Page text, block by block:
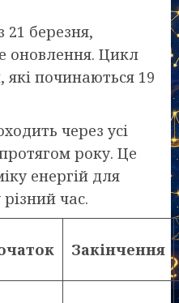
21 березня,
оновлення. Цикл
які починаються 19
через усі
року. Це
енергій для
час.
Закінчення